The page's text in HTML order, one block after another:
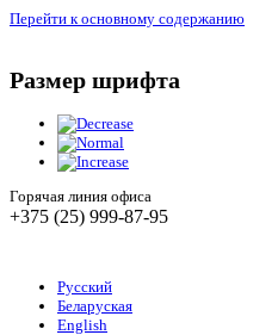
Перейти к основному содержанию
Размер шрифта
Горячая линия офиса
+375 (25) 999-87-95
Русский
Беларуская
English